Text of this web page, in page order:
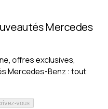
Mercedes
offres exclusives,
Mercedes-Benz : tout
vous